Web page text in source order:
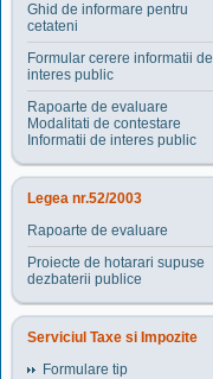
Ghid de informare pentru
cetateni
Formular cerere informatii de
interes public
Rapoarte de evaluare
Modalitati de contestare
Informatii de interes public
Legea nr.52/2003
Rapoarte de evaluare
Proiecte de hotarari supuse
dezbaterii publice
Serviciul Taxe si Impozite
Formulare tip